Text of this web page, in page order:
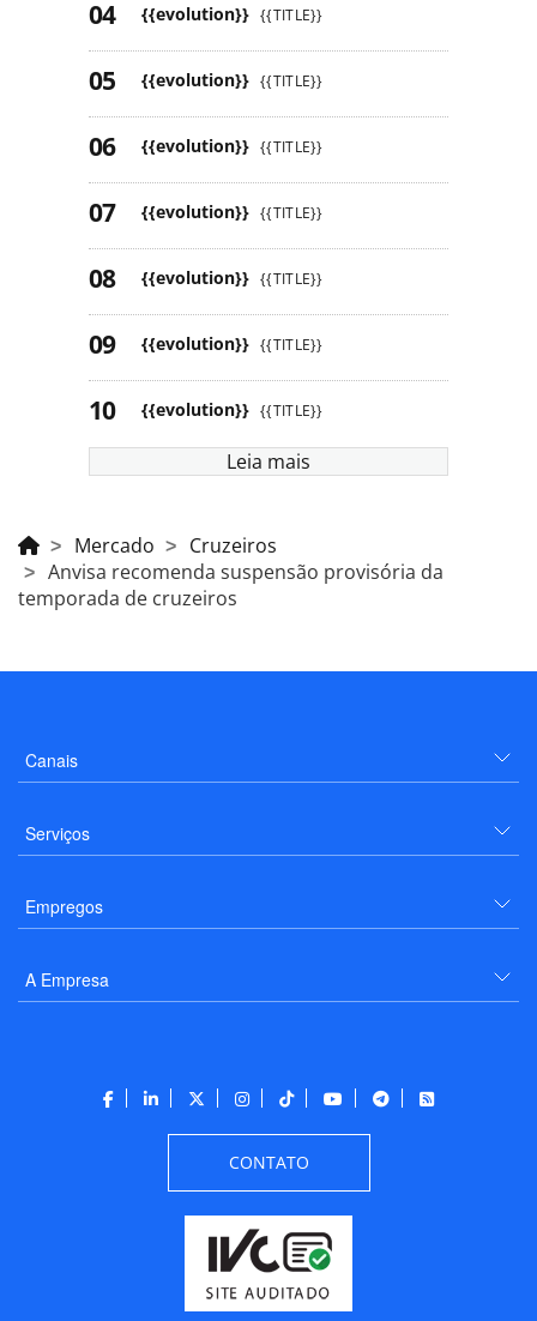
{{evolution}} {{TITLE}}
{{evolution}} {{TITLE}}
{{evolution}} {{TITLE}}
{{evolution}} {{TITLE}}
{{evolution}} {{TITLE}}
{{evolution}} {{TITLE}}
{{evolution}} {{TITLE}}
Leia mais
Mercado
Cruzeiros
Anvisa recomenda suspensão provisória da
temporada de cruzeiros
Canais
Serviços
Empregos
A Empresa
CONTATO